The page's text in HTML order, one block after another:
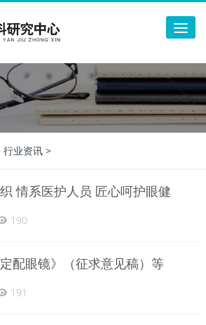
行业资讯 >
情系医护人员 匠心呵护眼健
190
配眼镜》（征求意见稿）等
191